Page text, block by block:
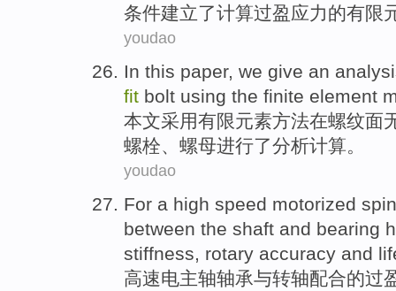
条件建立了计算过盈应力的有限
youdao
In this paper, we give an
fit bolt using the finite element
本文采用有限元素方法在螺纹面
螺栓、螺母进行了分析计算。
youdao
For a high speed motorized
between the shaft and bearing
stiffness, rotary accuracy and
高速电主轴轴承与转轴配合的过